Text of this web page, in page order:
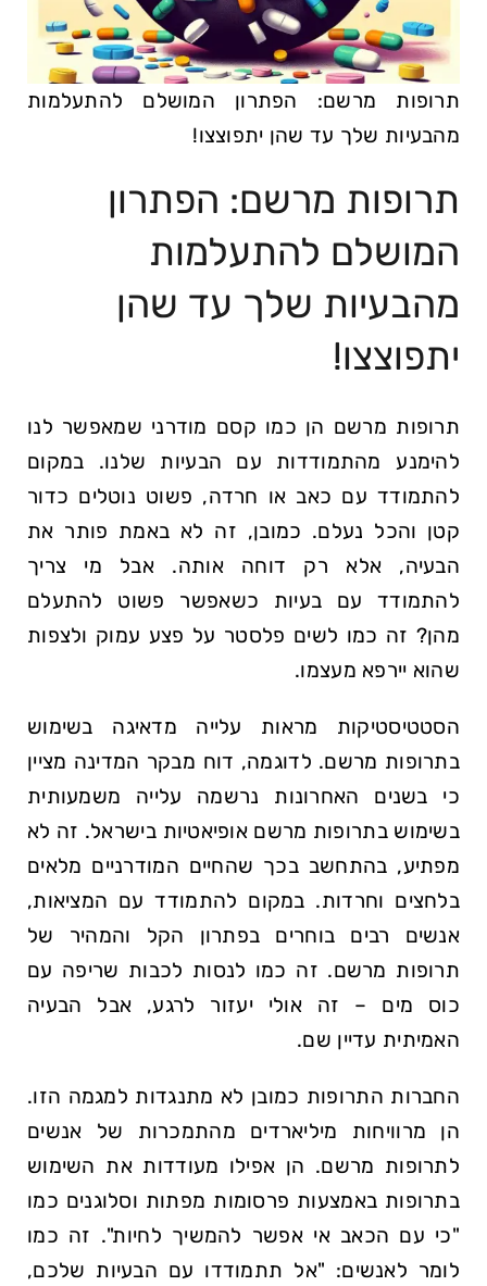
תרופות מרשם: הפתרון המושלם להתעלמות
מהבעיות שלך עד שהן יתפוצצו!
תרופות מרשם: הפתרון
המושלם להתעלמות
מהבעיות שלך עד שהן
יתפוצצו!
תרופות מרשם הן כמו קסם מודרני שמאפשר‌ לנו
להימנע ⁤מהתמודדות עם הבעיות שלנו. במקום
להתמודד עם כאב או חרדה, פשוט נוטלים כדור
קטן והכל נעלם. כמובן, זה לא באמת פותר את
הבעיה, אלא רק דוחה אותה.⁤ אבל מי צריך
להתמודד עם בעיות כשאפשר⁤ פשוט להתעלם
מהן? זה כמו לשים פלסטר על פצע עמוק ולצפות
שהוא יירפא מעצמו.
הסטטיסטיקות מראות עלייה מדאיגה⁣ בשימוש
בתרופות מרשם. לדוגמה, דוח ⁤מבקר המדינה מציין
כי בשנים האחרונות נרשמה עלייה משמעותית
בשימוש בתרופות מרשם אופיאטיות⁣ בישראל. זה לא
מפתיע, בהתחשב בכך שהחיים המודרניים מלאים
בלחצים וחרדות. במקום להתמודד עם המציאות,
אנשים רבים בוחרים בפתרון הקל והמהיר של
‍תרופות מרשם. זה כמו לנסות לכבות שריפה עם
כוס מים – זה אולי יעזור לרגע, אבל הבעיה
האמיתית עדיין שם.
החברות התרופות כמובן לא מתנגדות למגמה הזו.
הן ​מרוויחות מיליארדים​ מהתמכרות של אנשים
לתרופות מרשם. הן אפילו מעודדות את השימוש
בתרופות באמצעות פרסומות מפתות וסלוגנים כמו
"כי עם הכאב אי אפשר להמשיך לחיות". זה כמו
לומר לאנשים: "אל תתמודדו עם‍ הבעיות שלכם,